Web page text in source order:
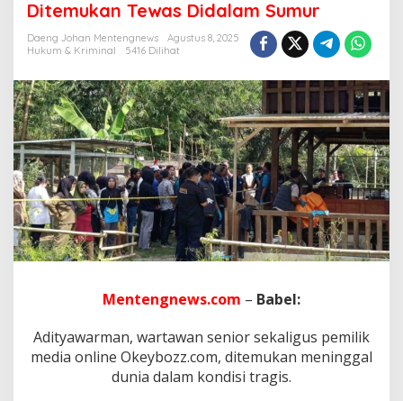
a
d
i
T
r
a
g
i
s
T
e
h
a
d
p
r
n
a
Ditemukan Tewas Didalam Sumur
Daeng Johan Mentengnews
Agustus 8, 2025
Hukum & Kriminal
5416 Dilihat
Mentengnews.com – Babel:
Adityawarman, wartawan senior sekaligus pemilik
media online Okeybozz.com, ditemukan meninggal
dunia dalam kondisi tragis.